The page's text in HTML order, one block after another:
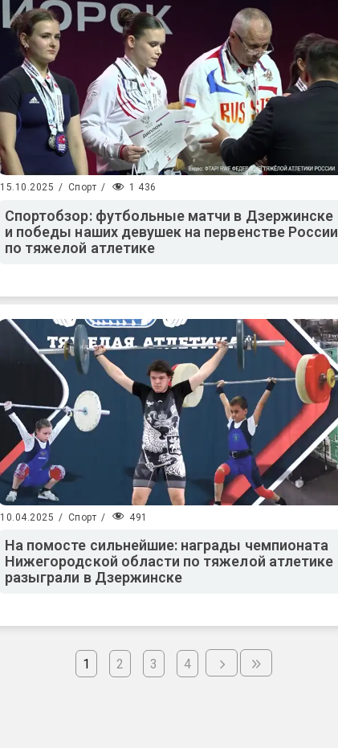
15.10.2025 / Спорт / 1 436
Спортобзор: футбольные матчи в Дзержинске
и победы наших девушек на первенстве России
по тяжелой атлетике
10.04.2025 / Спорт / 491
На помосте сильнейшие: награды чемпионата
Нижегородской области по тяжелой атлетике
разыграли в Дзержинске
1 2 3 4